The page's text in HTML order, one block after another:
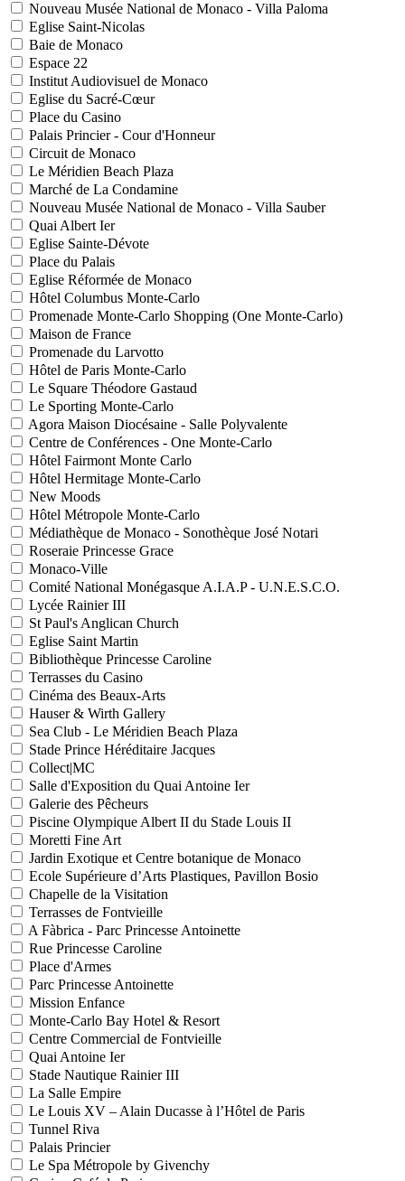
Nouveau Musée National de Monaco - Villa Paloma
Eglise Saint-Nicolas
Baie de Monaco
Espace 22
Institut Audiovisuel de Monaco
Eglise du Sacré-Cœur
Place du Casino
Palais Princier - Cour d'Honneur
Circuit de Monaco
Le Méridien Beach Plaza
Marché de La Condamine
Nouveau Musée National de Monaco - Villa Sauber
Quai Albert Ier
Eglise Sainte-Dévote
Place du Palais
Eglise Réformée de Monaco
Hôtel Columbus Monte-Carlo
Promenade Monte-Carlo Shopping (One Monte-Carlo)
Maison de France
Promenade du Larvotto
Hôtel de Paris Monte-Carlo
Le Square Théodore Gastaud
Le Sporting Monte-Carlo
Agora Maison Diocésaine - Salle Polyvalente
Centre de Conférences - One Monte-Carlo
Hôtel Fairmont Monte Carlo
Hôtel Hermitage Monte-Carlo
New Moods
Hôtel Métropole Monte-Carlo
Médiathèque de Monaco - Sonothèque José Notari
Roseraie Princesse Grace
Monaco-Ville
Comité National Monégasque A.I.A.P - U.N.E.S.C.O.
Lycée Rainier III
St Paul's Anglican Church
Eglise Saint Martin
Bibliothèque Princesse Caroline
Terrasses du Casino
Cinéma des Beaux-Arts
Hauser & Wirth Gallery
Sea Club - Le Méridien Beach Plaza
Stade Prince Héréditaire Jacques
Collect|MC
Salle d'Exposition du Quai Antoine Ier
Galerie des Pêcheurs
Piscine Olympique Albert II du Stade Louis II
Moretti Fine Art
Jardin Exotique et Centre botanique de Monaco
Ecole Supérieure d’Arts Plastiques, Pavillon Bosio
Chapelle de la Visitation
Terrasses de Fontvieille
A Fàbrica - Parc Princesse Antoinette
Rue Princesse Caroline
Place d'Armes
Parc Princesse Antoinette
Mission Enfance
Monte-Carlo Bay Hotel & Resort
Centre Commercial de Fontvieille
Quai Antoine Ier
Stade Nautique Rainier III
La Salle Empire
Le Louis XV – Alain Ducasse à l’Hôtel de Paris
Tunnel Riva
Palais Princier
Le Spa Métropole by Givenchy